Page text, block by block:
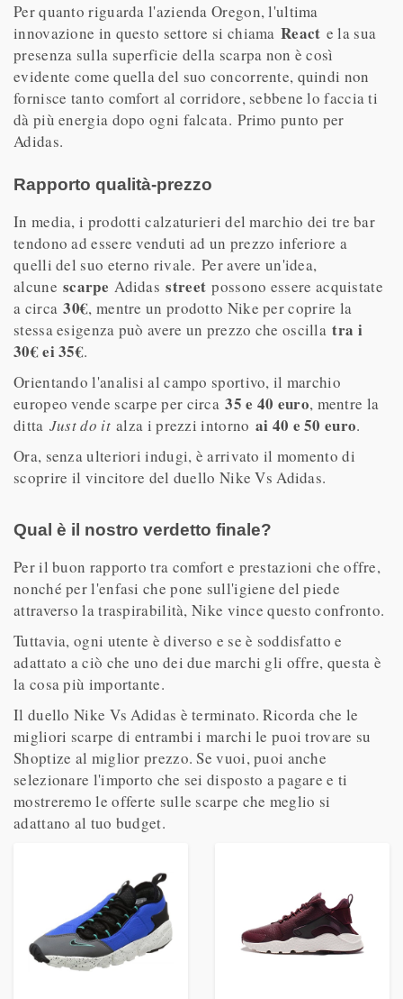
Per quanto riguarda l'azienda Oregon, l'ultima
innovazione in questo settore si chiamaReact e la sua
presenza sulla superficie della scarpa non è così
evidente come quella del suo concorrente, quindi non
fornisce tanto comfort al corridore, sebbene lo faccia ti
dà più energia dopo ogni falcata. Primo punto per
Adidas.
Rapporto qualità-prezzo
In media, i prodotti calzaturieri del marchio dei tre bar
tendono ad essere venduti ad un prezzo inferiore a
quelli del suo eterno rivale. Per avere un'idea,
alcunescarpeAdidasstreetpossono essere acquistate
a circa30€, mentre un prodotto Nike per coprire la
stessa esigenza può avere un prezzo che oscillatra i
30€ ei 35€.
Orientando l'analisi al campo sportivo, il marchio
europeo vende scarpe per circa35 e 40 euro, mentre la
ditta Just do italza i prezzi intorno ai 40 e 50 euro.
Ora, senza ulteriori indugi, è arrivato il momento di
scoprire il vincitore del duello Nike Vs Adidas.
Qual è il nostro verdetto finale?
Per il buon rapporto tra comfort e prestazioni che offre,
nonché per l'enfasi che pone sull'igiene del piede
attraverso la traspirabilità, Nike vince questo confronto.
Tuttavia, ogni utente è diverso e se è soddisfatto e
adattato a ciò che uno dei due marchi gli offre, questa è
la cosa più importante.
Il duello Nike Vs Adidas è terminato. Ricorda che le
migliori scarpe di entrambi i marchi le puoi trovare su
Shoptize al miglior prezzo. Se vuoi, puoi anche
selezionare l'importo che sei disposto a pagare e ti
mostreremo le offerte sulle scarpe che meglio si
adattano al tuo budget.